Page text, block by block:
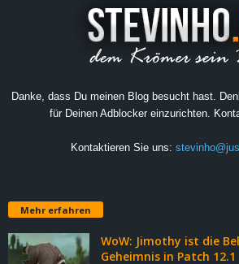
Danke, dass Du meinen Blog besucht hast.
für Deinen Adblocker einzurichten.
Kontaktieren Sie uns:
Mehr erfahren
WoW: Jimothy ist die
Geheimnis in Patch 12.1